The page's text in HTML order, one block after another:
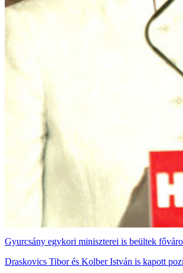
Gyurcsány egykori miniszterei is beültek
Draskovics Tibor és Kolber István is kapott